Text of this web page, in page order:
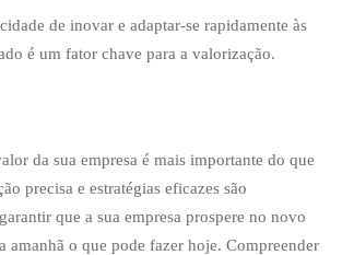
de inovar e adaptar-se rapidamente às
é um fator chave para a valorização.
da sua empresa é mais importante do que
precisa e estratégias eficazes são
que a sua empresa prospere no novo
amanhã o que pode fazer hoje. Compreender